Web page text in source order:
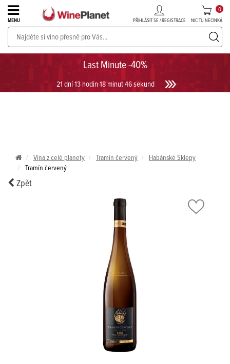
Last Minute -40%
21 dní 13 hodin 18 minut 46 sekund
MENU PŘIHLÁSIT SE / REGISTRACE NIC TU NECINKÁ
0
PROSECCO v akci až do -30%!UKÁZAT PROSECCO
Vína z celé planety Tramín červený
Habánské Sklepy
Tramín červený
Zpět